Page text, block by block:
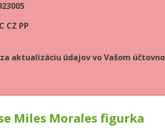
CZ PP
aktualizáciu údajov vo Vašom
Miles Morales figurka